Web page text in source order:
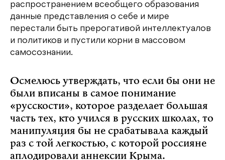
распространением всеобщего образования
данные представления о себе и мире
перестали быть прерогативой интеллектуалов
и политиков и пустили корни в массовом
самосознании.
Осмелюсь утверждать, что если бы они не
были вписаны в самое понимание
«русскости», которое разделает большая
часть тех, кто учился в русских школах, то
манипуляция бы не срабатывала каждый
раз с той легкостью, с которой россияне
аплодировали аннексии Крыма.